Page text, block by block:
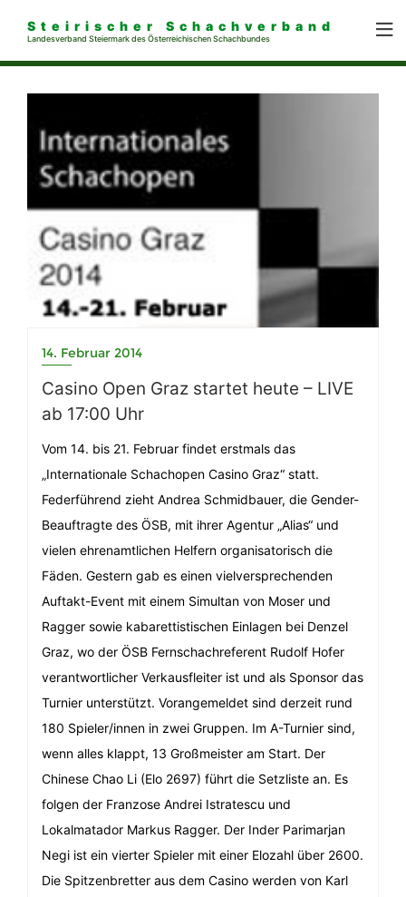
Steirischer Schachverband
Landesverband Steiermark des Österreichischen Schachbundes
14. Februar 2014
Casino Open Graz startet heute – LIVE
ab 17:00 Uhr
Vom 14. bis 21. Februar findet erstmals das
„Internationale Schachopen Casino Graz“ statt.
Federführend zieht Andrea Schmidbauer, die Gender-
Beauftragte des ÖSB, mit ihrer Agentur „Alias“ und
vielen ehrenamtlichen Helfern organisatorisch die
Fäden. Gestern gab es einen vielversprechenden
Auftakt-Event mit einem Simultan von Moser und
Ragger sowie kabarettistischen Einlagen bei Denzel
Graz, wo der ÖSB Fernschachreferent Rudolf Hofer
verantwortlicher Verkausfleiter ist und als Sponsor das
Turnier unterstützt. Vorangemeldet sind derzeit rund
180 Spieler/innen in zwei Gruppen. Im A-Turnier sind,
wenn alles klappt, 13 Großmeister am Start. Der
Chinese Chao Li (Elo 2697) führt die Setzliste an. Es
folgen der Franzose Andrei Istratescu und
Lokalmatador Markus Ragger. Der Inder Parimarjan
Negi ist ein vierter Spieler mit einer Elozahl über 2600.
Die Spitzenbretter aus dem Casino werden von Karl